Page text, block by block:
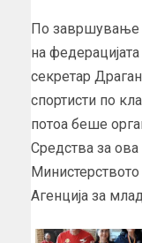
По завршување
на
секретар
спортисти по
потоа беше
Средства за
Министерството
Агенција за